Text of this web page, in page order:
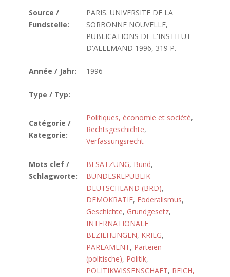
Source /
Fundstelle:
PARIS. UNIVERSITE DE LA
SORBONNE NOUVELLE,
PUBLICATIONS DE L'INSTITUT
D'ALLEMAND 1996, 319 P.
Année / Jahr: 1996
Type / Typ:
Catégorie /
Kategorie:
Politiques, économie et société,
Rechtsgeschichte,
Verfassungsrecht
Mots clef /
Schlagworte:
BESATZUNG, Bund,
BUNDESREPUBLIK
DEUTSCHLAND (BRD),
DEMOKRATIE, Föderalismus,
Geschichte, Grundgesetz,
INTERNATIONALE
BEZIEHUNGEN, KRIEG,
PARLAMENT, Parteien
(politische), Politik,
POLITIKWISSENSCHAFT, REICH,